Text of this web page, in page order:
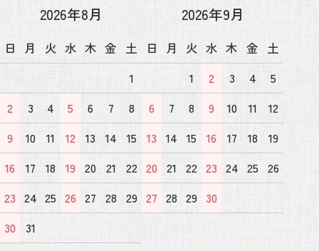
2026年8月
日 月 火 水 木 金 土
1
2
3 4 5 6 7
8
9
10 11 12 13 14
15
16
17 18 19 20 21
22
23 24 25 26 27 28 29
30
31
2026年9月
日 月 火 水 木 金 土
1
2 3 4
5
6
7 8 9 10 11
12
13 14 15 16 17 18
19
20 21 22 23 24 25 26
27 28 29 30